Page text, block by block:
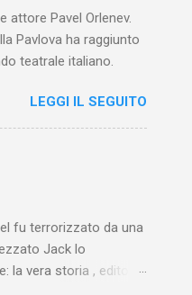
attore Pavel Orlenev.
Pavlova ha raggiunto
teatrale italiano.
LEGGI IL SEGUITO
fu terrorizzato da una
Jack lo
la vera storia , edito da